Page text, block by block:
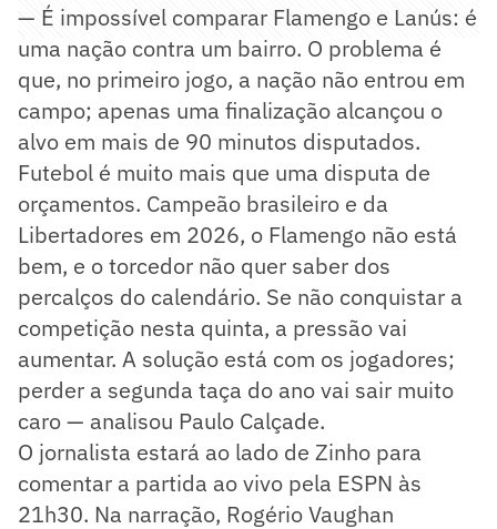
— É impossível comparar Flamengo e Lanús: é
uma nação contra um bairro. O problema é
que, no primeiro jogo, a nação não entrou em
campo; apenas uma finalização alcançou o
alvo em mais de 90 minutos disputados.
Futebol é muito mais que uma disputa de
orçamentos. Campeão brasileiro e da
Libertadores em 2026, o Flamengo não está
bem, e o torcedor não quer saber dos
percalços do calendário. Se não conquistar a
competição nesta quinta, a pressão vai
aumentar. A solução está com os jogadores;
perder a segunda taça do ano vai sair muito
caro — analisou Paulo Calçade.
O jornalista estará ao lado de Zinho para
comentar a partida ao vivo pela ESPN às
21h30. Na narração, Rogério Vaughan